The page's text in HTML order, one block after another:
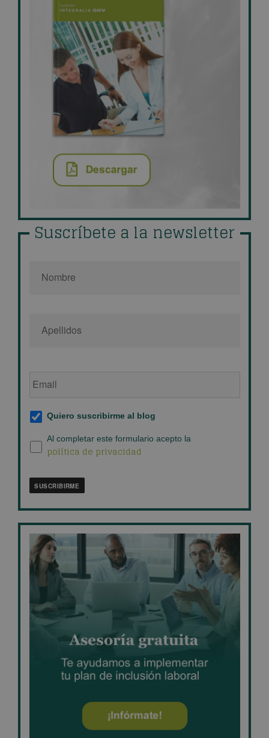
Suscríbete a la newsletter
de
Suscripción
al
blog
*
Quiero suscribirme al blog
Política
de
Al completar este formulario acepto la
política de privacidad
SUSCRIBIRME